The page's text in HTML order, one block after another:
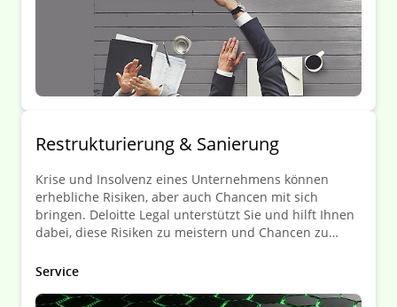
Restrukturierung & Sanierung
Krise und Insolvenz eines Unternehmens können
erhebliche Risiken, aber auch Chancen mit sich
bringen. Deloitte Legal unterstützt Sie und hilft Ihnen
dabei, diese Risiken zu meistern und Chancen zu
Service